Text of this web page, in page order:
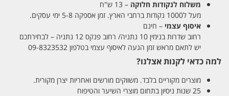
משלוח לנקודות חלוקה – 13 ש"ח
מעל ל1000 נקודות ברחבי הארץ. זמן אספקה 5-8 ימי עסקים.
איסוף עצמי – חינם
רחוב שדרות בנימין 10 נתניה/ רחוב פנקס 12 נתניה – לבחירתכם
יש לתאם מראש זמן הגעה לאיסוף עצמי בטלפון 09-8323532
למה כדאי לקנות אצלנו?
מוצרים מקוריים בלבד. משווקים מורשים ואחריות יצרן מקורית.
25 שנות ניסיון בתחום מוצרי השיער והטיפוח